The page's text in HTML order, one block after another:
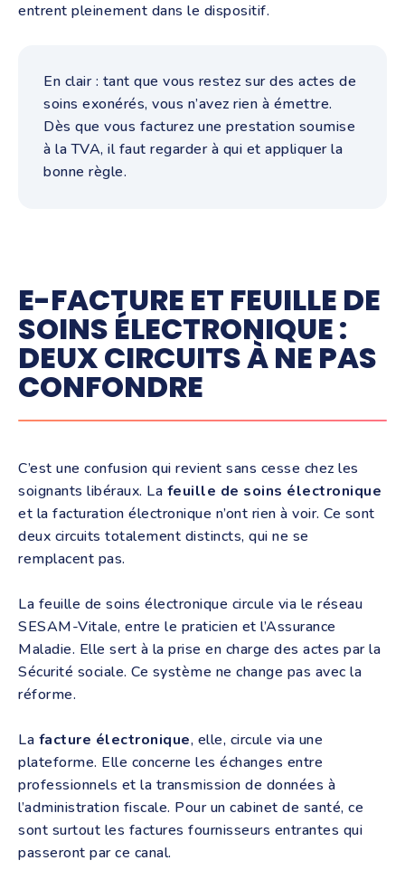
entrent pleinement dans le dispositif.
En clair : tant que vous restez sur des actes de
soins exonérés, vous n’avez rien à émettre.
Dès que vous facturez une prestation soumise
à la TVA, il faut regarder à qui et appliquer la
bonne règle.
E-FACTURE ET FEUILLE DE
SOINS ÉLECTRONIQUE :
DEUX CIRCUITS À NE PAS
CONFONDRE
C’est une confusion qui revient sans cesse chez les
soignants libéraux. La feuille de soins électronique
et la facturation électronique n’ont rien à voir. Ce sont
deux circuits totalement distincts, qui ne se
remplacent pas.
La feuille de soins électronique circule via le réseau
SESAM-Vitale, entre le praticien et l’Assurance
Maladie. Elle sert à la prise en charge des actes par la
Sécurité sociale. Ce système ne change pas avec la
réforme.
La facture électronique, elle, circule via une
plateforme. Elle concerne les échanges entre
professionnels et la transmission de données à
l’administration fiscale. Pour un cabinet de santé, ce
sont surtout les factures fournisseurs entrantes qui
passeront par ce canal.